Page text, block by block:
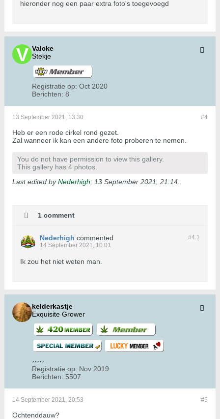
hieronder nog een paar extra foto's toegevoegd
Valcke
Stekje
Registratie op: Oct 2020
Berichten: 8
#4
13 September 2021, 13:30
Heb er een rode cirkel rond gezet.
Zal wanneer ik kan een andere foto proberen te nemen.
You do not have permission to view this gallery.
This gallery has 4 photos.
Last edited byNederhigh; 13 September 2021, 21:14
1 comment
#4.1
Nederhigh commented
14 September 2021, 10:01
Ik zou het niet weten man.
kelderkastje
Exquisite Grower
Registratie op: Nov 2019
Berichten: 5507
#5
14 September 2021, 20:53
Ochtenddauw?